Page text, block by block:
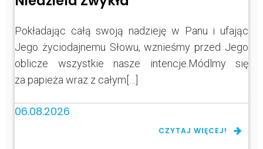
Pokładając całą swoją nadzieję w Panu i ufając
Jego życiodajnemu Słowu, wznieśmy przed Jego
oblicze wszystkie nasze intencje.Módlmy się
za papieża wraz z całym[…]
06.08.2026
CZYTAJ WIĘCEJ!